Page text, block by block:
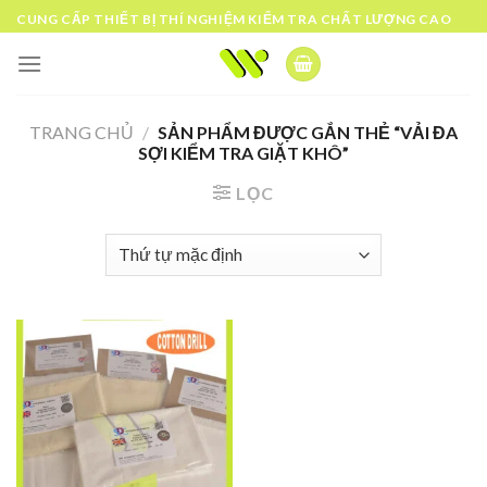
Skip
to
content
CUNG CẤP THIẾT BỊ THÍ NGHIỆM KIỂM TRA CHẤT LƯỢNG CAO
TRANG CHỦ / SẢN PHẨM ĐƯỢC GẮN THẺ “VẢI ĐA
SỢI KIỂM TRA GIẶT KHÔ”
LỌC